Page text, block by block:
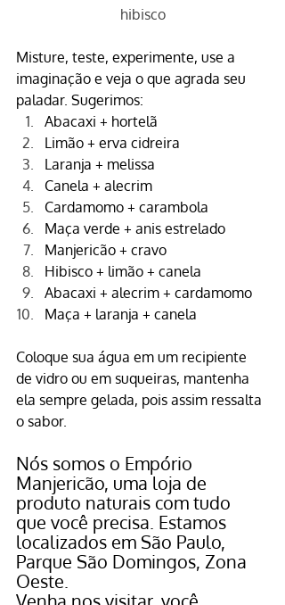
hibisco
Misture, teste, experimente, use a
imaginação e veja o que agrada seu
paladar. Sugerimos:
Abacaxi + hortelã
Limão + erva cidreira
Laranja + melissa
Canela + alecrim
Cardamomo + carambola
Maça verde + anis estrelado
Manjericão + cravo
Hibisco + limão + canela
Abacaxi + alecrim + cardamomo
Maça + laranja + canela
Coloque sua água em um recipiente
de vidro ou em suqueiras, mantenha
ela sempre gelada, pois assim ressalta
o sabor.
Nós somos o Empório
Manjericão, uma loja de
produto naturais com tudo
que você precisa. Estamos
localizados em São Paulo,
Parque São Domingos, Zona
Oeste.